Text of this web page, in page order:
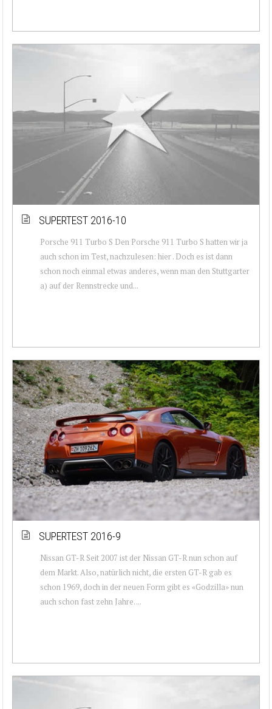
SUPERTEST 2016-10
Porsche 911 Turbo S Den Porsche 911 Turbo S hatten wir ja
auch schon im Test, nachzulesen: hier . Doch es ist dann
schon noch einmal etwas anderes, wenn man den Stuttgarter
a) auf der Rennstrecke und...
SUPERTEST 2016-9
Nissan GT-R Seit 2007 ist der Nissan GT-R nun schon auf
dem Markt. Also, natürlich nicht, die ersten GT-R gab es
schon 1969, doch in der neuen Form gibt es «Godzilla» nun
auch schon fast zehn Jahre. ...